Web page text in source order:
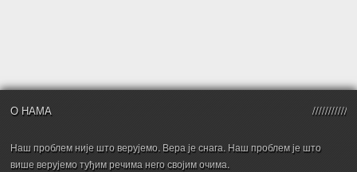
О НАМА
Наш проблем није што верујемо. Вера је снага. Наш проблем је што
више верујемо туђим речима него својим очима.